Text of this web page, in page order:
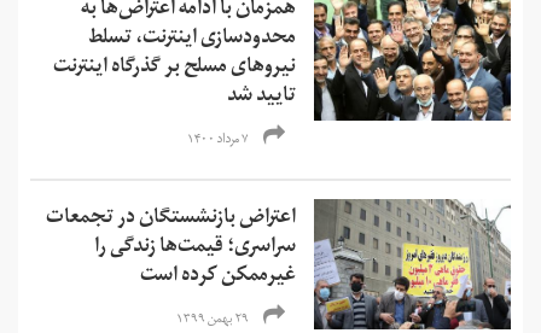
همزمان با ادامه اعتراض‌ها به
محدودسازی اینترنت، تسلط
نیروهای مسلح بر گذرگاه اینترنت
تایید شد
۷ مرداد ۱۴۰۰
اعتراض بازنشستگان در تجمعات
سراسری؛ قیمت‌ها زندگی را
غیرممکن کرده است
۲۹ بهمن ۱۳۹۹